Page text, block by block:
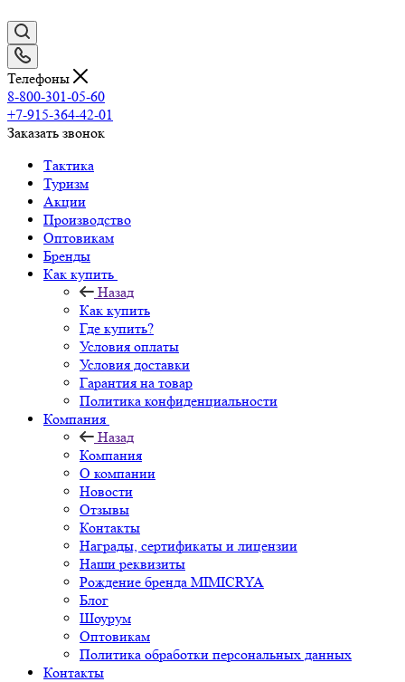
Телефоны
8-800-301-05-60
+7-915-364-42-01
Заказать звонок
Тактика
Туризм
Акции
Производство
Оптовикам
Бренды
Как купить
Назад
Как купить
Где купить?
Условия оплаты
Условия доставки
Гарантия на товар
Политика конфиденциальности
Компания
Назад
Компания
О компании
Новости
Отзывы
Контакты
Награды, сертификаты и лицензии
Наши реквизиты
Рождение бренда MIMICRYA
Блог
Шоурум
Оптовикам
Политика обработки персональных данных
Контакты